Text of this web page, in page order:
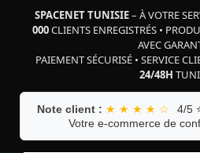
SPACENET TUNISIE– À VOTRE
000CLIENTS ENREGISTRÉS•
AVEC
PAIEMENT SÉCURISÉ • SERVICE
24/48H
Note client : ★ ★ ★ ★ ☆
4/5
Votre e-commerce de